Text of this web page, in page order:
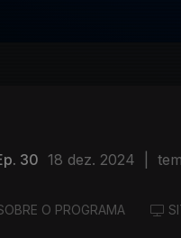
30 18 dez. 2024
O PROGRAMA